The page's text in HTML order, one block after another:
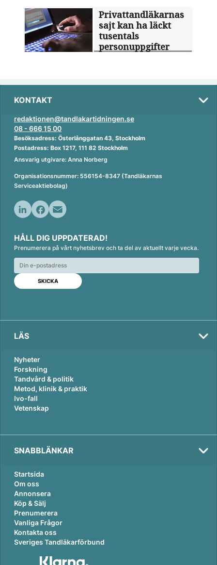
Privattandläkarnas
sajt kan ha läckt
tusentals
personuppgifter
KONTAKT
redaktionen@tandlakartidningen.se
08 - 666 15 00
Besöksadress: Österlånggatan 43, Stockholm
Postadress: Box 1217, 111 82 Stockholm
Ansvarig utgivare: Anna Norberg
Organisationsnummer: 556154-8347 (Tandläkarnas
Serviceaktiebolag)
n
k
e
d
n
c
e
b
o
o
k
a
i
l
HÅLL DIG UPPDATERAD!
Prenumerera på vårt nyhetsbrev och ta del av aktuellt varje vecka.
LÄS
Nyheter
Forskning
Tandvård & politik
Metod, klinik & praktik
Ivo-fall
Vetenskap
SNABBLÄNKAR
Startsida
Om oss
Annonsera
Köp & Sälj
Prenumerera
Vanliga Frågor
Kontakta oss
Sveriges Tandläkarförbund